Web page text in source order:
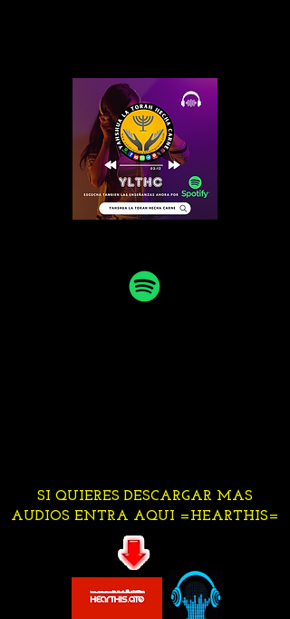
SI QUIERES DESCARGAR MAS
AUDIOS ENTRA AQUI =HEARTHIS=